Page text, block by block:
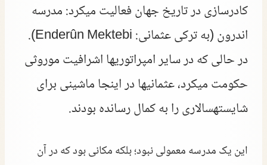
کادرسازی در تاریخ جهان فعالیت میکرد: مدرسه
اندرون (به ترکی عثمانی: Enderûn Mektebi).
در حالی که در سایر امپراتوریها اشرافیت موروثی
حکومت میکرد، عثمانیها در اینجا ماشینی برای
شایستهسالاری را به کمال رسانده بودند.
این یک مدرسه معمولی نبود؛ بلکه مکانی بود که در آن